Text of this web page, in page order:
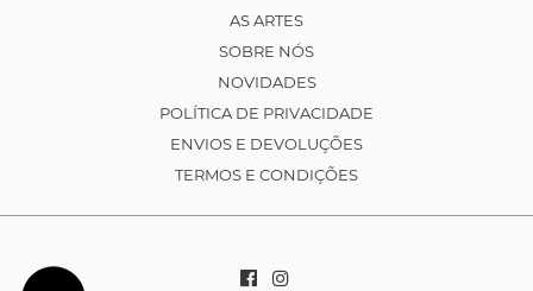
AS ARTES
SOBRE NÓS
NOVIDADES
POLÍTICA DE PRIVACIDADE
ENVIOS E DEVOLUÇÕES
TERMOS E CONDIÇÕES